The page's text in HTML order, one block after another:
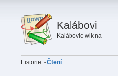
Kalábovi
Kalábovic wikina
Historie: • Čtení